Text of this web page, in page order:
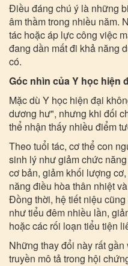
Điều đáng chú ý là những
âm thầm trong nhiều năm.
tác hoặc áp lực công việc
đang dần mất đi khả năng
có.
Góc nhìn của Y học hiện
Mặc dù Y học hiện đại
dương hư", nhưng khi đối
thể nhận thấy nhiều điểm
Theo tuổi tác, cơ thể con
sinh lý như giảm chức
cơ bản, giảm khối lượng
năng điều hòa thân nhiệt
Đồng thời, hệ tiết niệu
như tiểu đêm nhiều lần,
hoặc các rối loạn tiểu tiện
Những thay đổi này rất
truyền mô tả trong hội